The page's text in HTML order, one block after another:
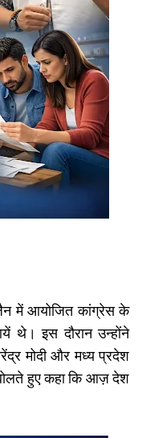
में आयोजित कांग्रेस के
थे। इस दौरान उन्होंने
मोदी और मध्य प्रदेश
हुए कहा कि आज़ देश